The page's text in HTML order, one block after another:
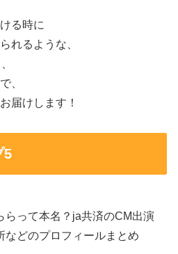
ったのかというと、理由は2つ
む意外性が強く、由来を知りた
想が覚えやすく、話題として
エピソード”がトークで語られ
で共有されやすい土壌がありま
、
名前の由来＝ジュリー説
る時に
れるような、
、
届けします！
5
らって本名？ja共済のCM出演
などのプロフィールまとめ